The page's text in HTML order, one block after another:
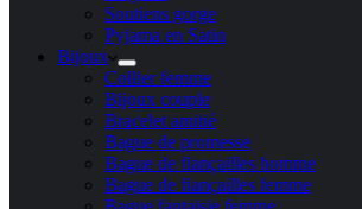
Soutiens gorge
Pyjama en Satin
Bijoux
Collier femme
Bijoux couple
Bracelet amitié
Bague de promesse
Bague de fiançailles homme
Bague de fiançailles femme